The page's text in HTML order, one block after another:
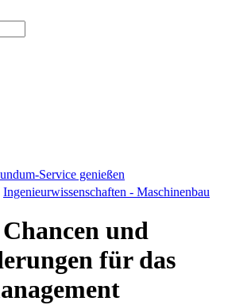
Service genießen
Ingenieurwissenschaften - Maschinenbau
Chancen und
für das